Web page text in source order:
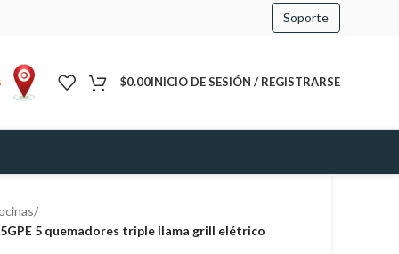
Soporte
$0.00INICIO DE SESIÓN / REGISTRARSE
/
5 quemadores triple llama grill elétrico